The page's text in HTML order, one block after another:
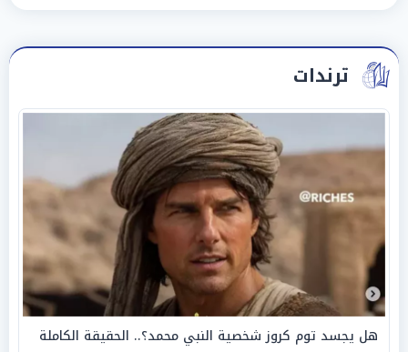
ترندات
هل يجسد توم كروز شخصية النبي محمد؟.. الحقيقة الكاملة